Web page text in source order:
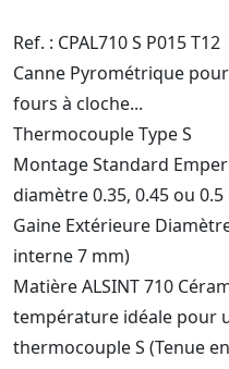
Ref. : CPAL710 S P015 T12
Canne Pyrométrique
fours à cloche...
Thermocouple Type S
Montage Standard
diamètre 0.35, 0.45 ou 0.5
Gaine Extérieure
interne 7 mm)
Matière ALSINT 710
température idéale pour
thermocouple S (Tenue